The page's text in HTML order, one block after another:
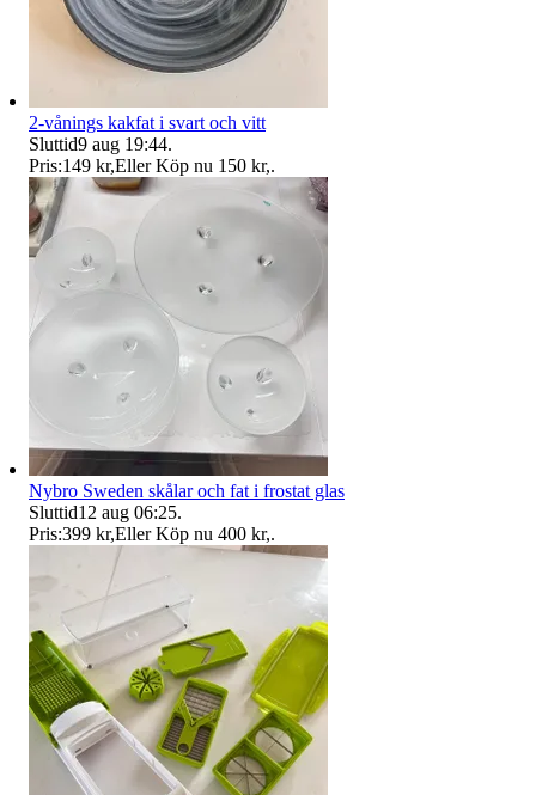
2-vånings kakfat i svart och vitt
Sluttid9 aug 19:44.
Pris:149 kr,Eller Köp nu 150 kr,.
Nybro Sweden skålar och fat i frostat glas
Sluttid12 aug 06:25.
Pris:399 kr,Eller Köp nu 400 kr,.